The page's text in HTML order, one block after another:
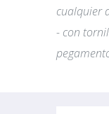
cualquier
- con